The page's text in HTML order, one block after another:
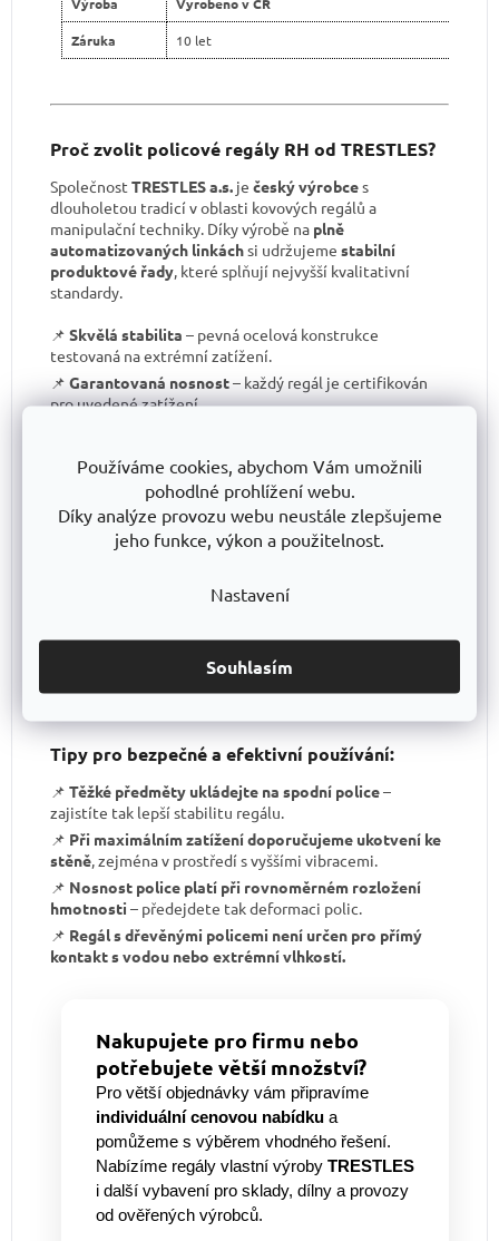
Používáme cookies, abychom Vám umožnili
pohodlné prohlížení webu.
Díky analýze provozu webu neustále zlepšujeme
jeho funkce, výkon a použitelnost.
Nastavení
Souhlasím
Záruka 10 let
Proč zvolit policové regály RH od TRESTLES?
Společnost TRESTLES a.s. je český výrobces
dlouholetou tradicí v oblasti kovových regálů a
manipulační techniky. Díky výrobě na plně
automatizovaných linkáchsi udržujeme stabilní
produktové řady, které splňují nejvyšší kvalitativní
standardy.
📌 Skvělá stabilita – pevná ocelová konstrukce
testovaná na extrémní zatížení.
📌 Garantovaná nosnost– každý regál je certifikován
pro uvedené zatížení.
Bezkonkurenční poměr kvalita/cena– výborné
zpracování za férovou cenu.
📌Podpora české výroby– investujeme do lokální
produkce a technologického pokroku.
spolehněte se, že vaše skladové řešení bude
S TRESTLESsi pořizujete nejenspolehlivý regál, ale i
záruku kvality a dlouhodobé dostupnosti produktů
Tipy pro bezpečné a efektivní používání:
📌 Těžké předměty ukládejte na spodní police–
zajistíte tak lepší stabilitu regálu.
📌 Při maximálním zatížení doporučujeme ukotvení ke
stěně, zejména v prostředí s vyššími vibracemi.
📌 Nosnost police platí při rovnoměrném rozložení
hmotnosti – předejdete tak deformaci polic.
📌 Regál s dřevěnými policemi není určen pro přímý
kontakt s vodou nebo extrémní vlhkostí.
Nakupujete pro firmu nebo
potřebujete větší množství?
Pro větší objednávky vám připravíme
individuální cenovou nabídku a
pomůžeme s výběrem vhodného řešení.
Nabízíme regály vlastní výroby TRESTLES
i další vybavení pro sklady, dílny a provozy
od ověřených výrobců.